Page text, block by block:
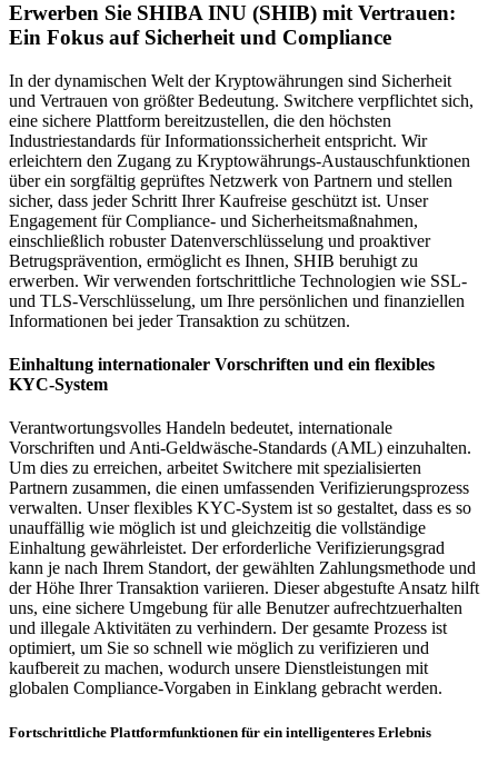
Erwerben Sie SHIBA INU (SHIB) mit Vertrauen:
Ein Fokus auf Sicherheit und Compliance
In der dynamischen Welt der Kryptowährungen sind Sicherheit
und Vertrauen von größter Bedeutung. Switchere verpflichtet sich,
eine sichere Plattform bereitzustellen, die den höchsten
Industriestandards für Informationssicherheit entspricht. Wir
erleichtern den Zugang zu Kryptowährungs-Austauschfunktionen
über ein sorgfältig geprüftes Netzwerk von Partnern und stellen
sicher, dass jeder Schritt Ihrer Kaufreise geschützt ist. Unser
Engagement für Compliance- und Sicherheitsmaßnahmen,
einschließlich robuster Datenverschlüsselung und proaktiver
Betrugsprävention, ermöglicht es Ihnen, SHIB beruhigt zu
erwerben. Wir verwenden fortschrittliche Technologien wie SSL-
und TLS-Verschlüsselung, um Ihre persönlichen und finanziellen
Informationen bei jeder Transaktion zu schützen.
Einhaltung internationaler Vorschriften und ein flexibles
KYC-System
Verantwortungsvolles Handeln bedeutet, internationale
Vorschriften und Anti-Geldwäsche-Standards (AML) einzuhalten.
Um dies zu erreichen, arbeitet Switchere mit spezialisierten
Partnern zusammen, die einen umfassenden Verifizierungsprozess
verwalten. Unser flexibles KYC-System ist so gestaltet, dass es so
unauffällig wie möglich ist und gleichzeitig die vollständige
Einhaltung gewährleistet. Der erforderliche Verifizierungsgrad
kann je nach Ihrem Standort, der gewählten Zahlungsmethode und
der Höhe Ihrer Transaktion variieren. Dieser abgestufte Ansatz hilft
uns, eine sichere Umgebung für alle Benutzer aufrechtzuerhalten
und illegale Aktivitäten zu verhindern. Der gesamte Prozess ist
optimiert, um Sie so schnell wie möglich zu verifizieren und
kaufbereit zu machen, wodurch unsere Dienstleistungen mit
globalen Compliance-Vorgaben in Einklang gebracht werden.
Fortschrittliche Plattformfunktionen für ein intelligenteres Erlebnis